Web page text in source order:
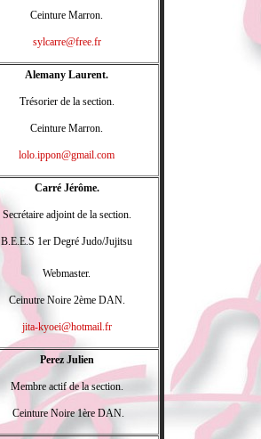
Ceinture Marron.
sylcarre@free.fr
Alemany Laurent.
Trésorier de la section.
Ceinture Marron.
lolo.ippon@gmail.com
Carré Jérôme.
Secrétaire adjoint de la section.
B.E.E.S 1er Degré Judo/Jujitsu
Webmaster.
Ceinutre Noire 2ème DAN.
jita-kyoei@hotmail.fr
Perez Julien
Membre actif de la section.
Ceinture Noire 1ère DAN.